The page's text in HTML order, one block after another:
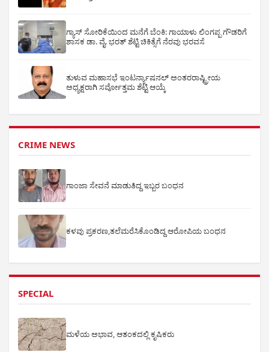
ಗ್ಯಾಸ್ ಸೋರಿಕೆಯಿಂದ ಮನೆಗೆ ಬೆಂಕಿ: ಗಾಯಾಳು ಲಿಂಗಪ್ಪ ಗೌಡರಿಗೆ
ಶಾಸಕ ಡಾ. ವೈ. ಭರತ್ ಶೆಟ್ಟಿ ಚಿಕಿತ್ಸೆಗೆ ನೆರವು ಭರವಸೆ
ತುಳುವ ಮಹಾಸಭೆ ಇಂಟರ್ನ್ಯಾಷನಲ್ ಅಂತರರಾಷ್ಟ್ರೀಯ
ಅಧ್ಯಕ್ಷರಾಗಿ ಸರ್ವೋತ್ತಮ ಶೆಟ್ಟಿ ಆಯ್ಕೆ
CRIME NEWS
ಗಾಂಜಾ ಸೇವನೆ ಮಾಡುತಿದ್ದ ಇಬ್ಬರ ಬಂಧನ
ಕಳವು ಪ್ರಕರಣ,ತಲೆಮರೆಸಿಕೊಂಡಿದ್ದ ಆರೋಪಿಯ ಬಂಧನ
SPECIAL
ಮಳೆಯ ಅಭಾವ, ಆತಂಕದಲ್ಲಿ ಕೃಷಿಕರು